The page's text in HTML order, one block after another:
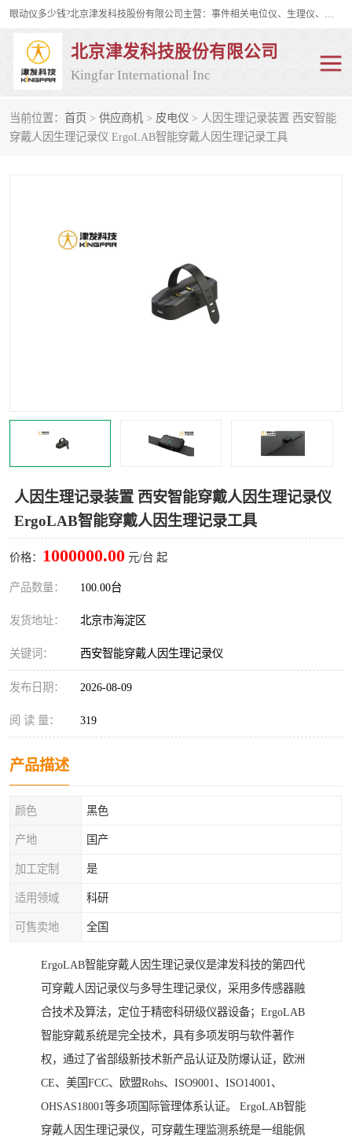
眼动仪多少钱?北京津发科技股份有限公司主营：事件相关电位仪、生理仪、肌电仪、脑电仪、皮电仪、眼动仪；是国家级高新技术企业、科技部认定的科技型中小企业和中关村高新技术企业，具备保密资格，具备自主进出口经营权；自主研发技术、产品与服务荣获多项省部级科学技术奖励、国家发明专利、国家软件著作权和省部级新技术新产品（服务）认证。
北京津发科技股份有限公司
Kingfar International Inc
当前位置： 首页 > 供应商机 > 皮电仪 > 人因生理记录装置 西安智能
穿戴人因生理记录仪 ErgoLAB智能穿戴人因生理记录工具
人因生理记录装置 西安智能穿戴人因生理记录仪
ErgoLAB智能穿戴人因生理记录工具
价格： 1000000.00 元/台 起
产品数量： 100.00台
发货地址： 北京市海淀区
关键词： 西安智能穿戴人因生理记录仪
发布日期： 2026-08-09
阅 读 量： 319
产品描述
颜色 黑色
产地 国产
加工定制 是
适用领域 科研
可售卖地 全国
ErgoLAB智能穿戴人因生理记录仪是津发科技的第四代
可穿戴人因记录仪与多导生理记录仪，采用多传感器融
合技术及算法，定位于精密科研级仪器设备；ErgoLAB
智能穿戴系统是完全技术，具有多项发明与软件著作
权，通过了省部级新技术新产品认证及防爆认证，欧洲
CE、美国FCC、欧盟Rohs、ISO9001、ISO14001、
OHSAS18001等多项国际管理体系认证。 ErgoLAB智能
穿戴人因生理记录仪，可穿戴生理监测系统是一组能佩
皮电仪 脑电仪
行为观察与表情分析
人机交互实验室
车俩与驾驶模拟